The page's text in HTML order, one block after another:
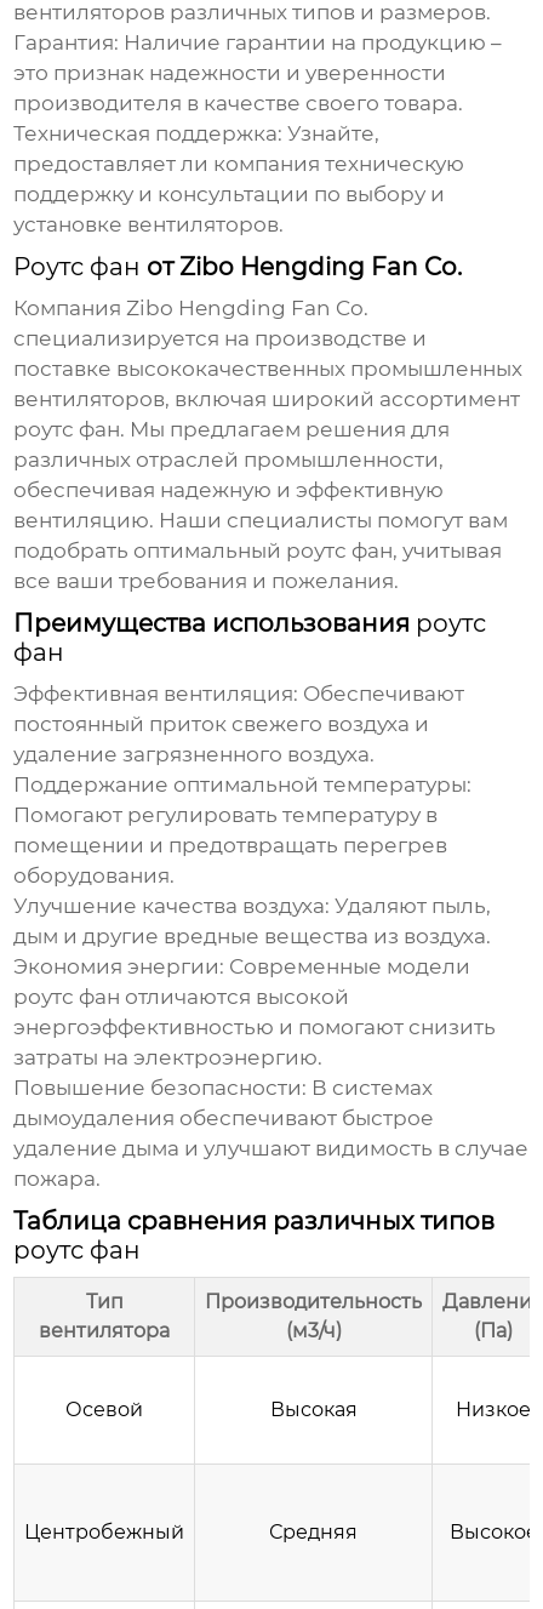
вентиляторов различных типов и размеров.
Гарантия: Наличие гарантии на продукцию –
это признак надежности и уверенности
производителя в качестве своего товара.
Техническая поддержка: Узнайте,
предоставляет ли компания техническую
поддержку и консультации по выбору и
установке вентиляторов.
Роутс фан от Zibo Hengding Fan Co.
КомпанияZibo Hengding Fan Co.
специализируется на производстве и
поставке высококачественных промышленных
вентиляторов, включая широкий ассортимент
роутс фан. Мы предлагаем решения для
различных отраслей промышленности,
обеспечивая надежную и эффективную
вентиляцию. Наши специалисты помогут вам
подобрать оптимальный роутс фан, учитывая
все ваши требования и пожелания.
Преимущества использования роутс
фан
Эффективная вентиляция: Обеспечивают
постоянный приток свежего воздуха и
удаление загрязненного воздуха.
Поддержание оптимальной температуры:
Помогают регулировать температуру в
помещении и предотвращать перегрев
оборудования.
Улучшение качества воздуха: Удаляют пыль,
дым и другие вредные вещества из воздуха.
Экономия энергии: Современные модели
роутс фан отличаются высокой
энергоэффективностью и помогают снизить
затраты на электроэнергию.
Повышение безопасности: В системах
дымоудаления обеспечивают быстрое
удаление дыма и улучшают видимость в случае
пожара.
Таблица сравнения различных типов
роутс фан
Тип
вентилятора
Производительность
(м3/ч)
(Па)
Осевой Высокая Низкое
Центробежный Средняя Высокое